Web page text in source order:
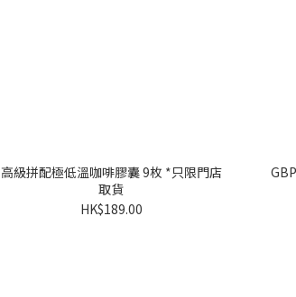
高級拼配極低溫咖啡膠囊 9枚 *只限門店
取貨
HK$189.00